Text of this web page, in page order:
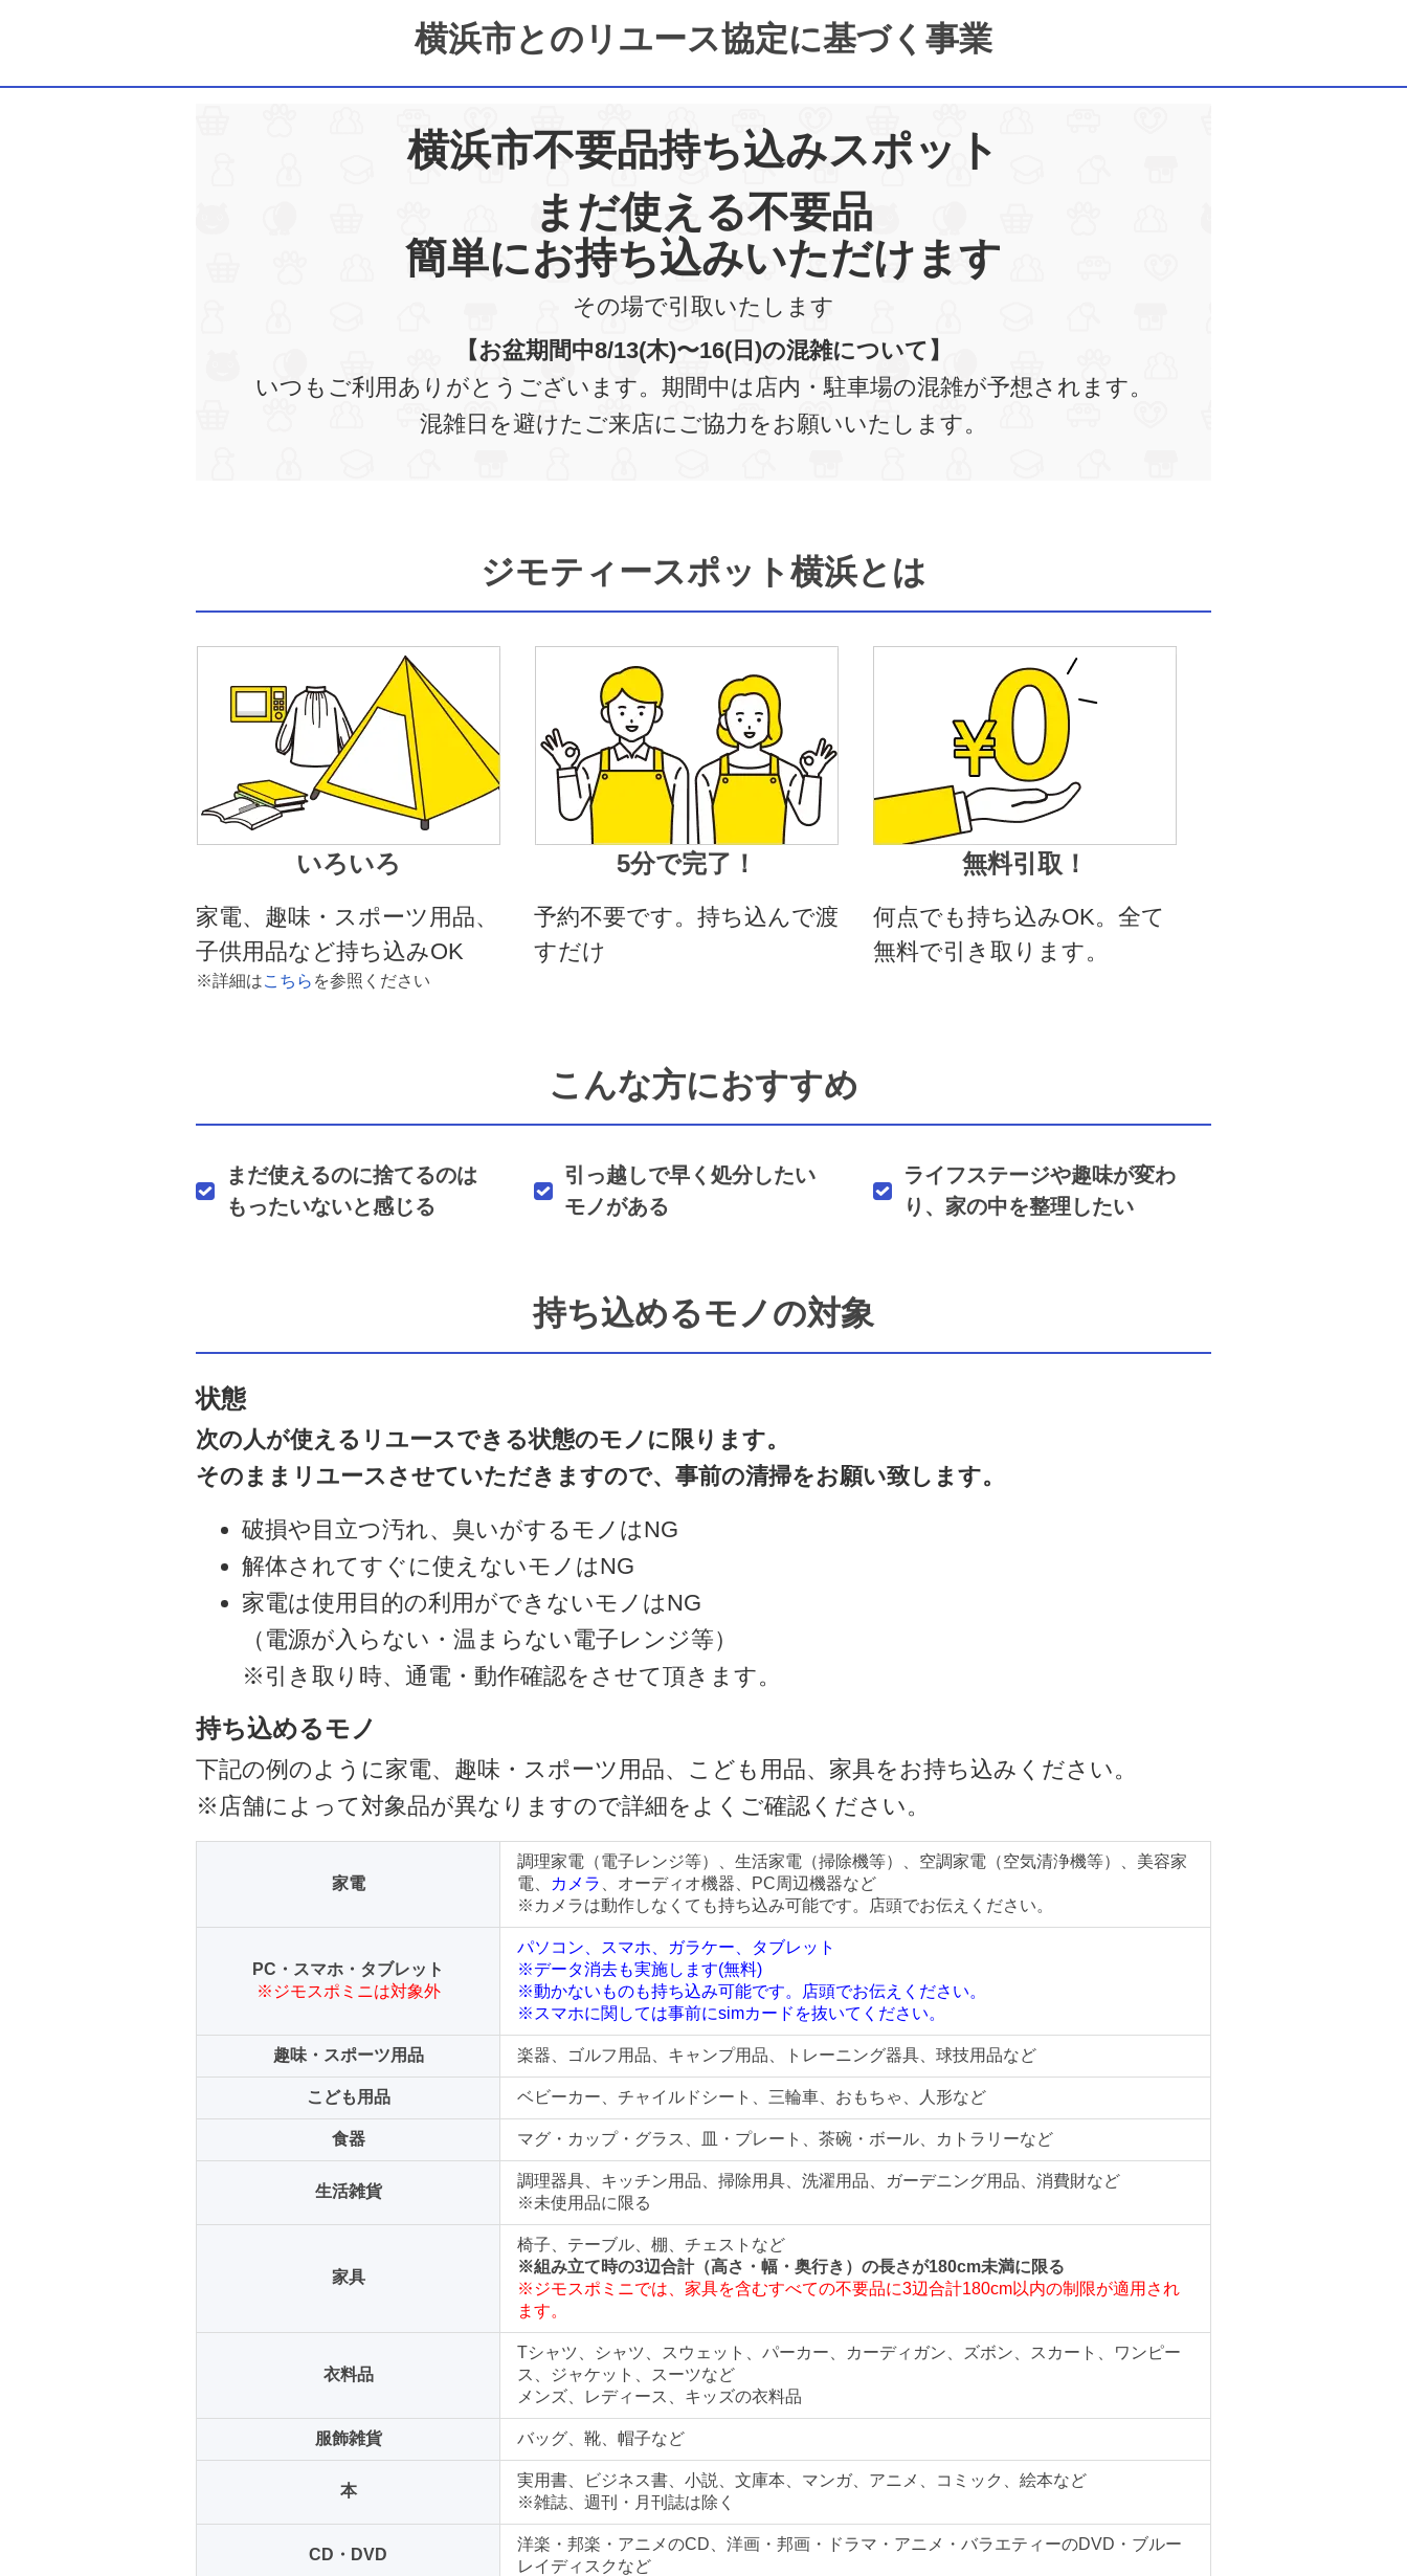
横浜市とのリユース協定に基づく事業
横浜市不要品持ち込みスポット
まだ使える不要品
簡単にお持ち込みいただけます
その場で引取いたします
【お盆期間中8/13(木)〜16(日)の混雑について】
いつもご利用ありがとうございます。期間中は店内・駐車場の混雑が予想されます。
混雑日を避けたご来店にご協力をお願いいたします。
ジモティースポット横浜とは
いろいろ
家電、趣味・スポーツ用品、
子供用品など持ち込みOK
※詳細はこちら を参照ください
5分で完了！
予約不要です。持ち込んで渡
すだけ
無料引取！
何点でも持ち込みOK。全て
無料で引き取ります。
こんな方におすすめ
まだ使えるのに捨てるのは
もったいないと感じる
引っ越しで早く処分したい
モノがある
ライフステージや趣味が変わ
り、家の中を整理したい
持ち込めるモノの対象
状態
次の人が使えるリユースできる状態のモノに限ります。
そのままリユースさせていただきますので、事前の清掃をお願い致します。
破損や目立つ汚れ、臭いがするモノはNG
解体されてすぐに使えないモノはNG
家電は使用目的の利用ができないモノはNG
（電源が入らない・温まらない電子レンジ等）
※引き取り時、通電・動作確認をさせて頂きます。
持ち込めるモノ
下記の例のように家電、趣味・スポーツ用品、こども用品、家具をお持ち込みください。
※店舗によって対象品が異なりますので詳細をよくご確認ください。
家電
調理家電（電子レンジ等）、生活家電（掃除機等）、空調家電（空気清浄機等）、美容家
電、
カメラ
、オーディオ機器、PC周辺機器など
※カメラは動作しなくても持ち込み可能です。店頭でお伝えください。
PC・スマホ・タブレット
※ジモスポミニは対象外
パソコン、スマホ、ガラケー、タブレット
※データ消去も実施します(無料)
※動かないものも持ち込み可能です。店頭でお伝えください。
※スマホに関しては事前にsimカードを抜いてください。
趣味・スポーツ用品 楽器、ゴルフ用品、キャンプ用品、トレーニング器具、球技用品など
こども用品 ベビーカー、チャイルドシート、三輪車、おもちゃ、人形など
食器 マグ・カップ・グラス、皿・プレート、茶碗・ボール、カトラリーなど
生活雑貨
調理器具、キッチン用品、掃除用具、洗濯用品、ガーデニング用品、消費財など
※未使用品に限る
家具
椅子、テーブル、棚、チェストなど
※組み立て時の3辺合計（高さ・幅・奥行き）の長さが180cm未満に限る
※ジモスポミニでは、家具を含むすべての不要品に3辺合計180cm以内の制限が適用され
ます。
衣料品
Tシャツ、シャツ、スウェット、パーカー、カーディガン、ズボン、スカート、ワンピー
ス、ジャケット、スーツなど
メンズ、レディース、キッズの衣料品
服飾雑貨 バッグ、靴、帽子など
本
実用書、ビジネス書、小説、文庫本、マンガ、アニメ、コミック、絵本など
※雑誌、週刊・月刊誌は除く
CD・DVD
洋楽・邦楽・アニメのCD、洋画・邦画・ドラマ・アニメ・バラエティーのDVD・ブルー
レイディスクなど